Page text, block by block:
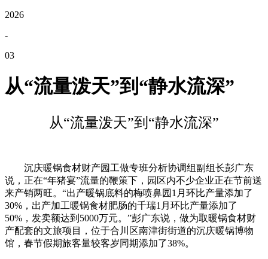
2026
-
03
从“流量泼天”到“静水流深”
从“流量泼天”到“静水流深”
沉庆暖锅食材财产园工做专班分析协调组副组长彭广东
说，正在“年猪宴”流量的鞭策下，园区内不少企业正在节前送
来产销两旺。“出产暖锅底料的梅喷鼻园1月环比产量添加了
30%，出产加工暖锅食材肥肠的千瑞1月环比产量添加了
50%，发卖额达到5000万元。”彭广东说，做为取暖锅食材财
产配套的文旅项目，位于合川区南津街街道的沉庆暖锅博物
馆，春节假期旅客量较客岁同期添加了38%。